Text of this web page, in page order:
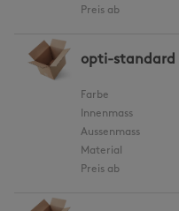
Preis ab
opti-standard
Farbe
Innenmass
Aussenmass
Material
Preis ab